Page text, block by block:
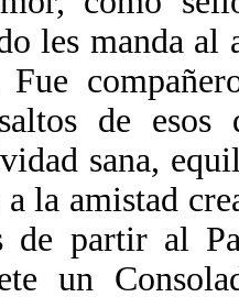
les manda al
Fue
de
sana,
la amistad
de partir al
un